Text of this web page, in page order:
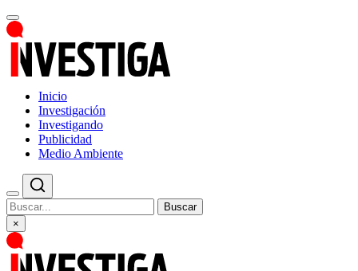
Inicio
Investigación
Investigando
Publicidad
Medio Ambiente
Buscar
×